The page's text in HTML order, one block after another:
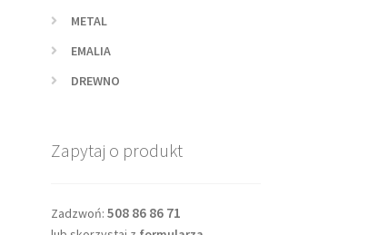
METAL
EMALIA
DREWNO
Zapytaj o produkt
Zadzwoń: 508 86 86 71